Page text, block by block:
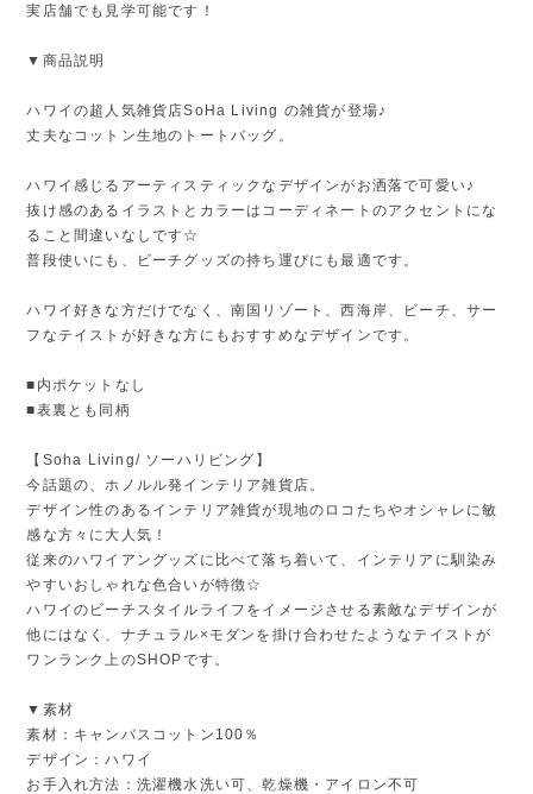
実店舗でも見学可能です！
▼商品説明
ハワイの超人気雑貨店SoHa Living の雑貨が登場♪
丈夫なコットン生地のトートバッグ。
ハワイ感じるアーティスティックなデザインがお洒落で可愛い♪
抜け感のあるイラストとカラーはコーディネートのアクセントにな
ること間違いなしです☆
普段使いにも、ビーチグッズの持ち運びにも最適です。
ハワイ好きな方だけでなく、南国リゾート、西海岸、ビーチ、サー
フなテイストが好きな方にもおすすめなデザインです。
■内ポケットなし
■表裏とも同柄
【Soha Living/ ソーハリビング】
今話題の、ホノルル発インテリア雑貨店。
デザイン性のあるインテリア雑貨が現地のロコたちやオシャレに敏
感な方々に大人気！
従来のハワイアングッズに比べて落ち着いて、インテリアに馴染み
やすいおしゃれな色合いが特徴☆
ハワイのビーチスタイルライフをイメージさせる素敵なデザインが
他にはなく、ナチュラル×モダンを掛け合わせたようなテイストが
ワンランク上のSHOPです。
▼素材
素材：キャンバスコットン100％
デザイン：ハワイ
お手入れ方法：洗濯機水洗い可、乾燥機・アイロン不可